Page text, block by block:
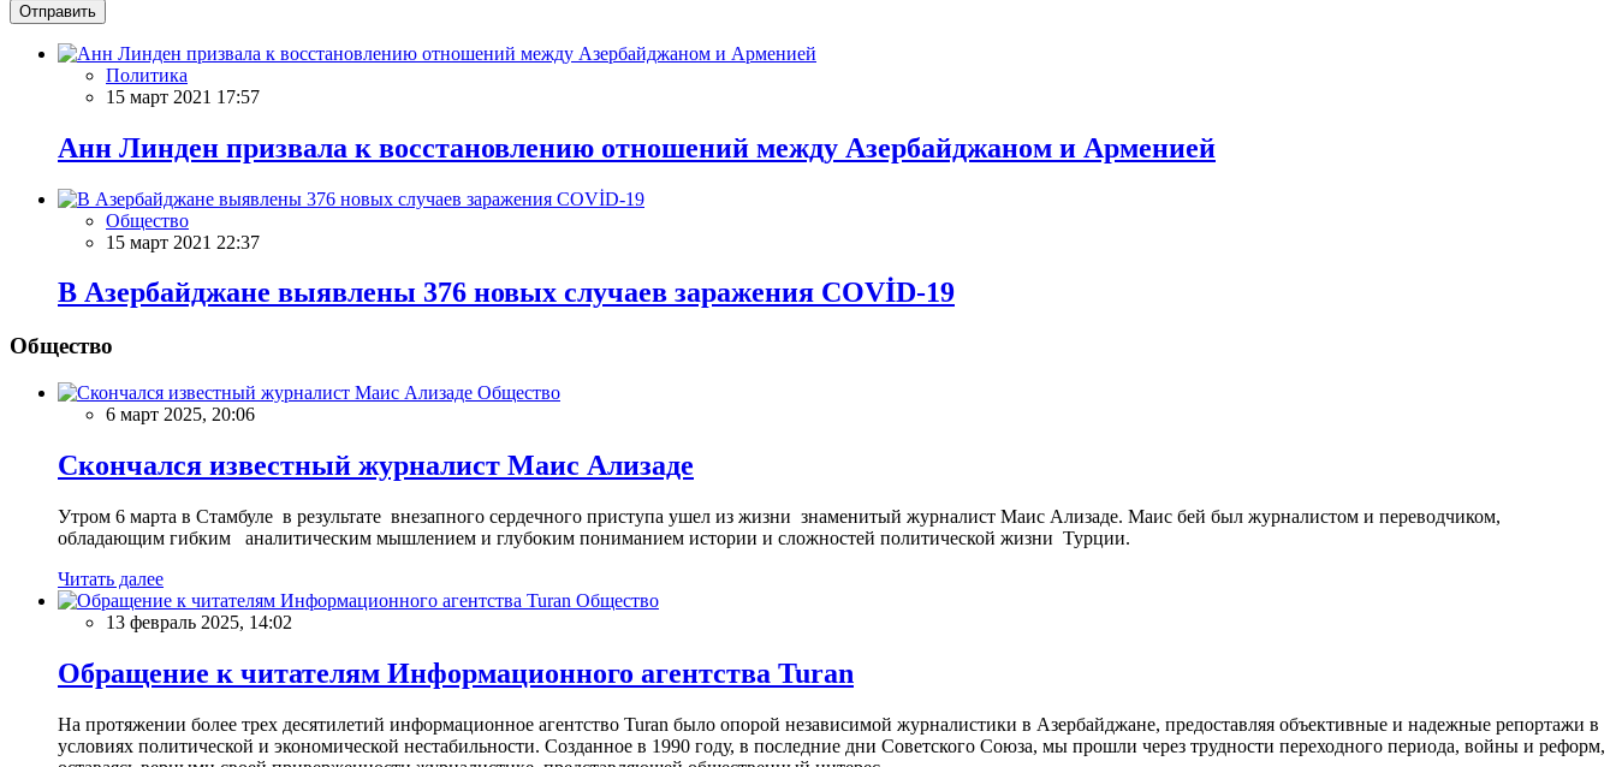
Отправить
Политика
15 март 2021 17:57
Анн Линден призвала к восстановлению отношений между Азербайджаном и Арменией
Общество
15 март 2021 22:37
В Азербайджане выявлены 376 новых случаев заражения COVİD-19
Общество
Общество
6 март 2025, 20:06
Скончался известный журналист Маис Ализаде
Утром 6 марта в Стамбуле в результате внезапного сердечного приступа ушел из жизни знаменитый журналист Маис Ализаде. Маис бей был журналистом и переводчиком,
обладающим гибким аналитическим мышлением и глубоким пониманием истории и сложностей политической жизни Турции.
Читать далее
Общество
13 февраль 2025, 14:02
Обращение к читателям Информационного агентства Turan
На протяжении более трех десятилетий информационное агентство Turan было опорой независимой журналистики в Азербайджане, предоставляя объективные и надежные репортажи в
условиях политической и экономической нестабильности. Созданное в 1990 году, в последние дни Советского Союза, мы прошли через трудности переходного периода, войны и реформ,